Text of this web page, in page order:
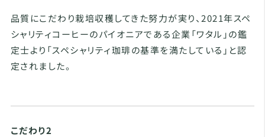
品質にこだわり栽培収穫してきた努力が実り、2021年スペ
シャリティコーヒーのパイオニアである企業「ワタル」の鑑
定士より「スペシャリティ珈琲の基準を満たしている」と認
定されました。
こだわり2